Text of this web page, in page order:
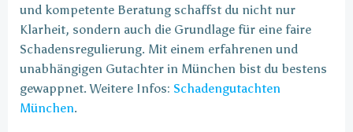
und kompetente Beratung schaffst du nicht nur
Klarheit, sondern auch die Grundlage für eine faire
Schadensregulierung. Mit einem erfahrenen und
unabhängigen Gutachter in München bist du bestens
gewappnet. Weitere Infos: Schadengutachten
München.